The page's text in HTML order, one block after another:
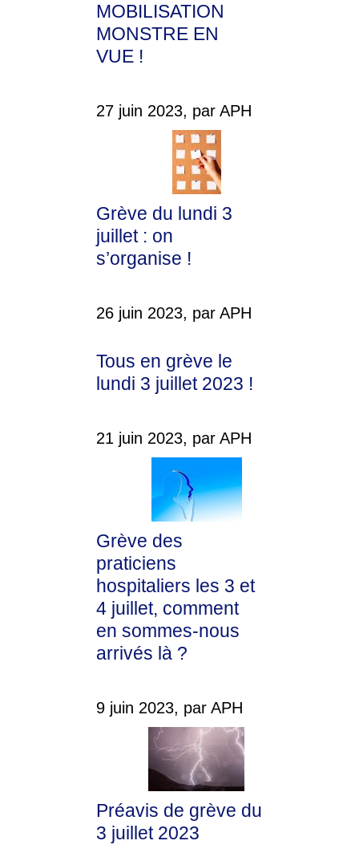
MOBILISATION
MONSTRE EN
VUE !
27 juin 2023, par APH
Grève du lundi 3
juillet : on
s’organise !
26 juin 2023, par APH
Tous en grève le
lundi 3 juillet 2023 !
21 juin 2023, par APH
Grève des
praticiens
hospitaliers les 3 et
4 juillet, comment
en sommes-nous
arrivés là ?
9 juin 2023, par APH
Préavis de grève du
3 juillet 2023